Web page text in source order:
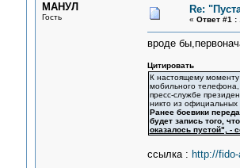
МАНУЛ
Гость
Re:
« Ответ #1 :
вроде
Цитировать
К настоящему
мобильного
пресс-службе
никто из официальных
Ранее боевики
будет запись того,
оказалось пустой", -
ссылка : http://